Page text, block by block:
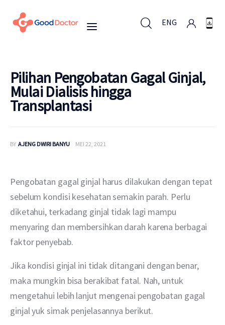
ENG
ENG
Untuk Bisnis
Berita
Layanan
Pilihan Pengobatan Gagal Ginjal,
Mulai Dialisis hingga
Transplantasi
BY AJENG DWIRI BANYU MEI 22, 2021
Pengobatan gagal ginjal harus dilakukan dengan tepat
sebelum kondisi kesehatan semakin parah. Perlu
diketahui, terkadang ginjal tidak lagi mampu
menyaring dan membersihkan darah karena berbagai
faktor penyebab.
Jika kondisi ginjal ini tidak ditangani dengan benar,
maka mungkin bisa berakibat fatal. Nah, untuk
mengetahui lebih lanjut mengenai pengobatan gagal
ginjal yuk simak penjelasannya berikut.